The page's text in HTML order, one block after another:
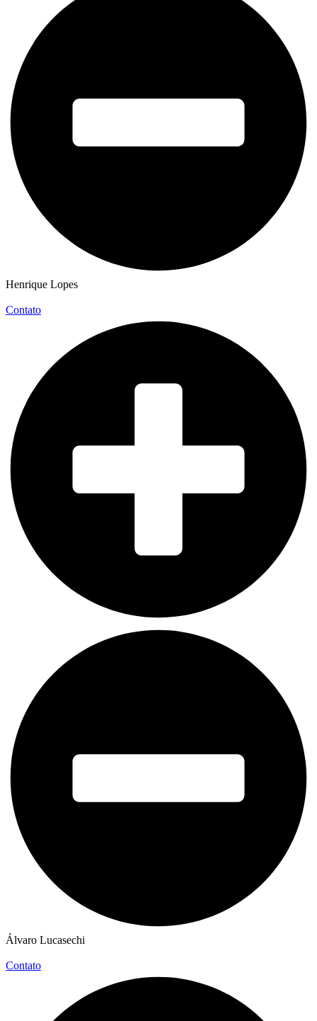
Henrique Lopes
Contato
Álvaro Lucasechi
Contato